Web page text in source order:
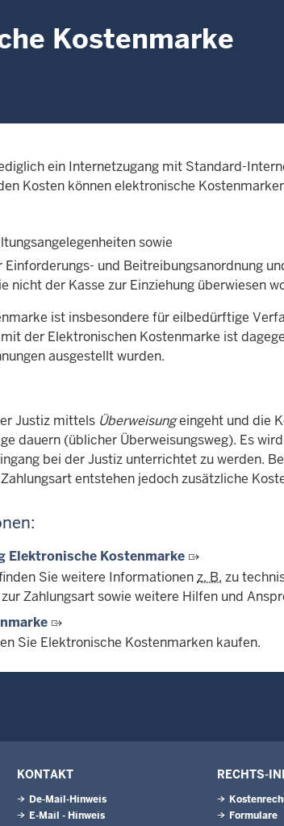
Kostenmarke
ein Internetzugang mit Standard-
Kosten können elektronische
sowie
und Beitreibungsanordnung
nicht der Kasse zur Einziehung überwiesen
ist insbesondere für eilbedürftige
der Elektronischen Kostenmarke ist
ausgestellt wurden.
Justiz mittels Überweisungeingeht und die
dauern (üblicher Überweisungsweg). Es
bei der Justiz unterrichtet zu werden.
entstehen jedoch zusätzliche
Elektronische Kostenmarke
Sie weitere Informationenz. B. zu
Zahlungsart sowie weitere Hilfen und
Sie Elektronische Kostenmarken kaufen.
KONTAKT
De-Mail-Hinweis
E-Mail - Hinweis
RECHTS-
Formulare